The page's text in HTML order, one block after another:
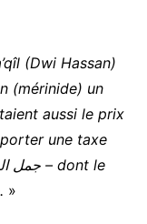
(Dwi Hassan)
(mérinide) un
aussi le prix
une taxe
جمل– dont le
»